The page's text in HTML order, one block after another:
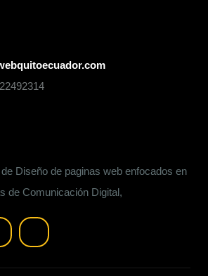
Diseño de paginas web enfocados en
de Comunicación Digital,